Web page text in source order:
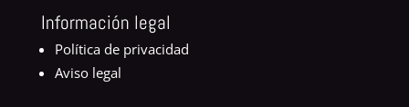
Información legal
Política de privacidad
Aviso legal